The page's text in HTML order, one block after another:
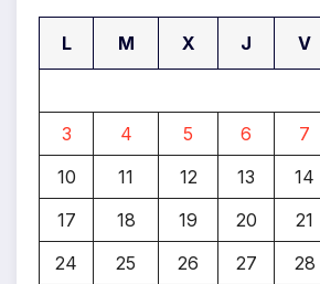
L M X J V
3
4 5 6 7
10
11 12 13 14
17
18 19 20 21
24
25 26 27 28